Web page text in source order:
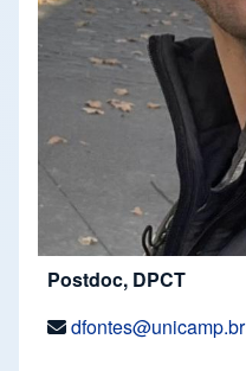
Postdoc, DPCT
dfontes@unicamp.br